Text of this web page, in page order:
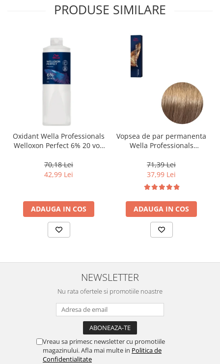
PRODUSE SIMILARE
Oxidant Wella Professionals
Welloxon Perfect 6% 20 vol,
70,18 Lei
42,99 Lei
ADAUGA IN COS
Vopsea de par permanenta
Wella Professionals
Blond Deschis Natural, 60
ml
71,39 Lei
37,99 Lei
ADAUGA IN COS
NEWSLETTER
Nu rata ofertele si promotiile noastre
Vreau sa primesc newsletter cu promotiile
magazinului. Afla mai multe in Politica de
Confidentialitate